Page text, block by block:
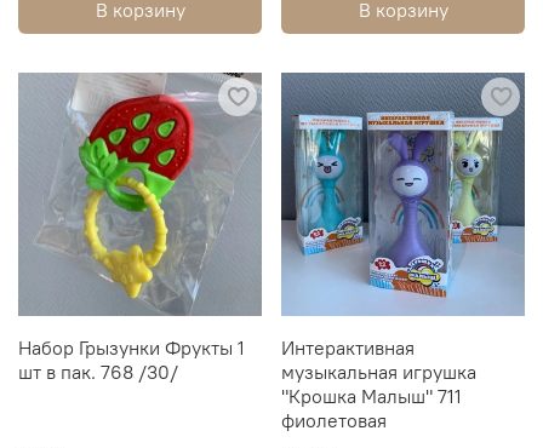
В корзину В корзину
Набор Грызунки Фрукты 1
шт в пак. 768 /30/
Интерактивная
музыкальная игрушка
"Крошка Малыш" 711
фиолетовая